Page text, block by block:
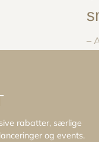
–
rabatter, særlige
og events.